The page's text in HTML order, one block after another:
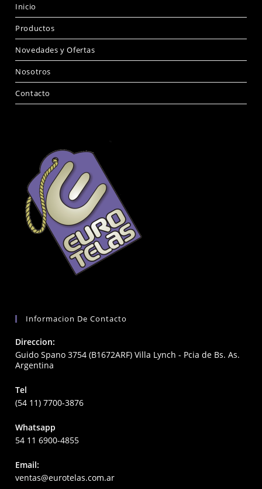
Inicio
Productos
Novedades y Ofertas
Nosotros
Contacto
Informacion De Contacto
Direccion:
Guido Spano 3754 (B1672ARF) Villa Lynch - Pcia de Bs. As.
Argentina
Tel
(54 11) 7700-3876
Whatsapp
54 11 6900-4855
Email:
ventas@eurotelas.com.arOpens